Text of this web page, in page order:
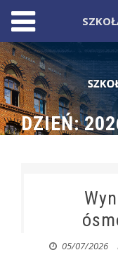
Skip
to
content
DZIEŃ:
05/07/2026